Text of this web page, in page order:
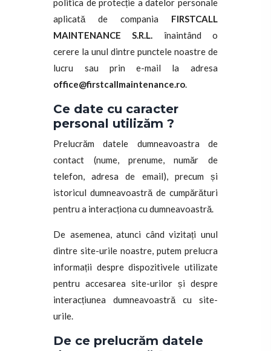
politica de protecție a datelor personale
aplicată de compania FIRSTCALL
MAINTENANCE S.R.L. înaintând o
cerere la unul dintre punctele noastre de
lucru sau prin e-mail la adresa
office@firstcallmaintenance.ro.
Ce date cu caracter
personal utilizăm ?
Prelucrăm datele dumneavoastra de
contact (nume, prenume, număr de
telefon, adresa de email), precum și
istoricul dumneavoastră de cumpărături
pentru a interacționa cu dumneavoastră.
De asemenea, atunci când vizitați unul
dintre site-urile noastre, putem prelucra
informații despre dispozitivele utilizate
pentru accesarea site-urilor și despre
interacțiunea dumneavoastră cu site-
urile.
De ce prelucrăm datele